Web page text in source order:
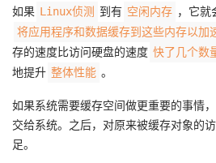
如果 Linux侦测 到有 空闲内存 ，它就
将应用程序和数据缓存到这些内存以加
存的速度比访问硬盘的速度 快了几个数
地提升 整体性能 。
如果系统需要缓存空间做更重要的事情
交给系统。之后，对原来被缓存对象的
足。